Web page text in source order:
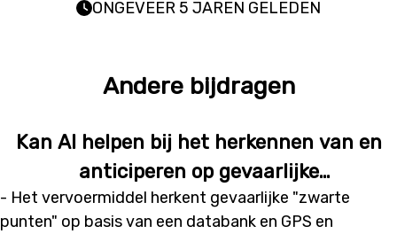
ONGEVEER 5 JAREN GELEDEN
Andere bijdragen
Kan AI helpen bij het herkennen van en
anticiperen op gevaarlijke
verkeerssituaties?
- Het vervoermiddel herkent gevaarlijke "zwarte
punten" op basis van een databank en GPS en